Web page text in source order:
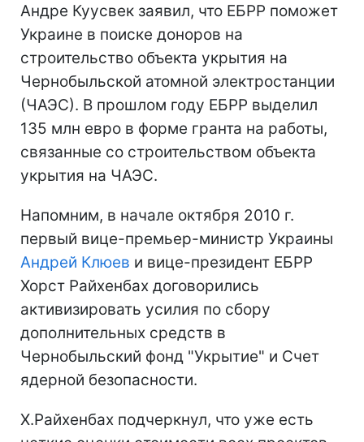
Андре Куусвек заявил, что ЕБРР поможет
Украине в поиске доноров на
строительство объекта укрытия на
Чернобыльской атомной электростанции
(ЧАЭС). В прошлом году ЕБРР выделил
135 млн евро в форме гранта на работы,
связанные со строительством объекта
укрытия на ЧАЭС.
Напомним, в начале октября 2010 г.
первый вице-премьер-министр Украины
Андрей Клюев и вице-президент ЕБРР
Хорст Райхенбах договорились
активизировать усилия по сбору
дополнительных средств в
Чернобыльский фонд "Укрытие" и Счет
ядерной безопасности.
Х.Райхенбах подчеркнул, что уже есть